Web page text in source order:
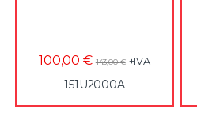
100,00€ 143,00€ +IVA
151U2000A